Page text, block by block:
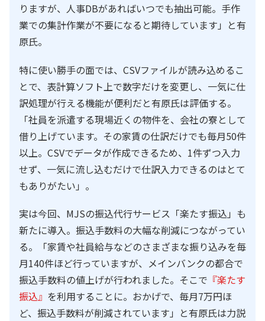
りますが、人事DBがあればいつでも抽出可能。手作
業での集計作業が不要になると期待しています」と有
原氏。
特に使い勝手の面では、CSVファイルが読み込めるこ
とで、表計算ソフト上で数字だけを変更し、一気に仕
訳処理が行える機能が便利だと有原氏は評価する。
「社員を派遣する現場近くの物件を、会社の寮として
借り上げています。その家賃の仕訳だけでも毎月50件
以上。CSVでデータが作成できるため、1件ずつ入力
せず、一気に流し込むだけで仕訳入力できるのはとて
もありがたい」。
実は今回、MJSの振込代行サービス「楽たす振込」も
新たに導入。振込手数料の大幅な削減につながってい
る。「家賃や社員給与などのさまざまな振り込みを毎
月140件ほど行っていますが、メインバンクの都合で
振込手数料の値上げが行われました。そこで 『楽たす
振込』 を利用することに。おかげで、毎月7万円ほ
ど、振込手数料が削減されています」と有原氏は力説